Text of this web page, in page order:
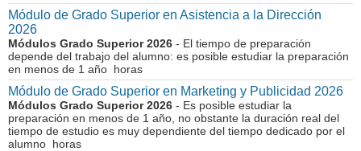
Módulo de Grado Superior en Asistencia a la Dirección
2026
Módulos Grado Superior 2026 - El tiempo de preparación
depende del trabajo del alumno: es posible estudiar la preparación
en menos de 1 año horas
Módulo de Grado Superior en Marketing y Publicidad 2026
Módulos Grado Superior 2026 - Es posible estudiar la
preparación en menos de 1 año, no obstante la duración real del
tiempo de estudio es muy dependiente del tiempo dedicado por el
alumno horas